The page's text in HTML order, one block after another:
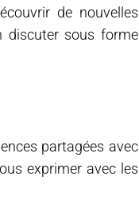
de nouvelles
discuter sous forme
partagées avec
exprimer avec les